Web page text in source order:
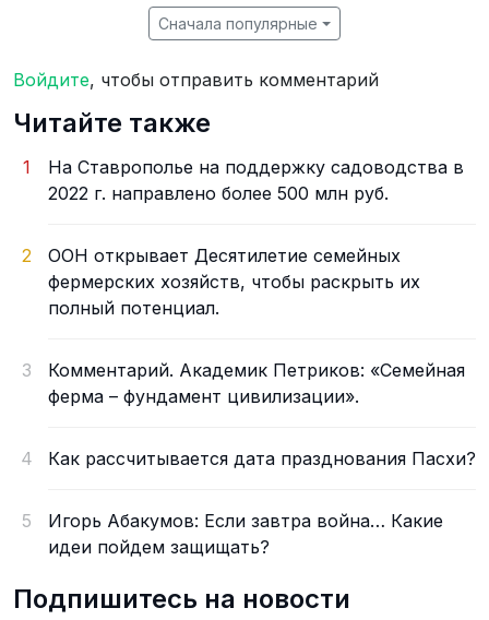
Сначала популярные
Войдите, чтобы отправить комментарий
Читайте также
1
На Ставрополье на поддержку садоводства в
2022 г. направлено более 500 млн руб.
2
ООН открывает Десятилетие семейных
фермерских хозяйств, чтобы раскрыть их
полный потенциал.
3
Комментарий. Академик Петриков: «Семейная
ферма – фундамент цивилизации».
4 Как рассчитывается дата празднования Пасхи?
5
Игорь Абакумов: Если завтра война… Какие
идеи пойдем защищать?
Подпишитесь на новости